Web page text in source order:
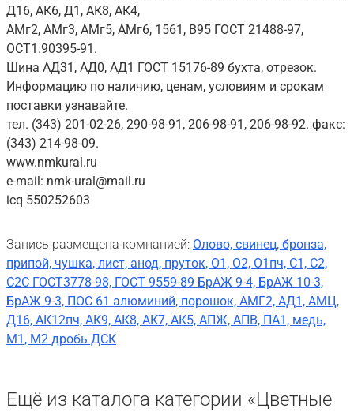
Д16, АК6, Д1, АК8, АК4,
АМг2, АМг3, АМг5, АМг6, 1561, В95 ГОСТ 21488-97,
ОСТ1.90395-91.
Шина АД31, АД0, АД1 ГОСТ 15176-89 бухта, отрезок.
Информацию по наличию, ценам, условиям и срокам
поставки узнавайте.
тел. (343) 201-02-26, 290-98-91, 206-98-91, 206-98-92. факс:
(343) 214-98-09.
www.nmkural.ru
e-mail: nmk-ural@mail.ru
icq 550252603
Запись размещена компанией: Олово, свинец, бронза,
припой, чушка, лист, анод, пруток, О1, О2, О1пч, С1, С2,
С2С ГОСТ3778-98, ГОСТ 9559-89 БрАЖ 9-4, БрАЖ 10-3,
БрАЖ 9-3, ПОС 61 алюминий, порошок, АМГ2, АД1, АМЦ,
Д16, АК12пч, АК9, АК8, АК7, АК5, АПЖ, АПВ, ПА1, медь,
М1, М2 дробь ДСК
Ещё из каталога категории «Цветные